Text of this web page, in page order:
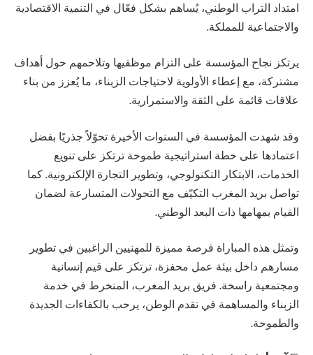
امتداد التراب الوطني، يُساهم بشكل فعّال في التنمية الاقتصادية
والاجتماعية للمملكة.
يرتكز نجاح المؤسسة على التزام موظفيها وتلاحمهم حول أهداف
مشتركة، مع إعطاء الأولوية لاحتياجات الزبناء، ما يُعزز من بناء
علاقات قائمة على الثقة والاستمرارية.
وقد شهدت المؤسسة في السنوات الأخيرة تحوّلاً جذريًا بفضل
اعتمادها على خطة استراتيجية طموحة ترتكز على تنويع
الخدمات، الابتكار التكنولوجي، وتطوير التجارة الإلكترونية. كما
تواصل بريد المغرب التكيّف مع التحولات المتسارعة لضمان
القيام بمهامها ذات البعد الوطني.
وتمثل هذه المباراة فرصة مميزة للمهنيين الراغبين في تطوير
مسارهم داخل بيئة عمل محفزة، ترتكز على قيم إنسانية
ومجتمعية راسخة. فريق بريد المغرب، المنخرط في خدمة
الزبناء والمساهمة في تقدم الوطن، يرحب بالكفاءات الجديدة
والطموحة.